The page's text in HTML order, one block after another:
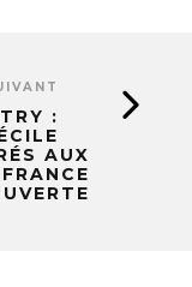
:
AUX